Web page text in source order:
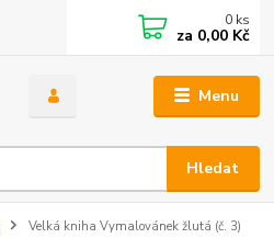
Menu
Hledat
0 ks
za 0,00 Kč
Velká kniha Vymalovánek žlutá (č. 3)